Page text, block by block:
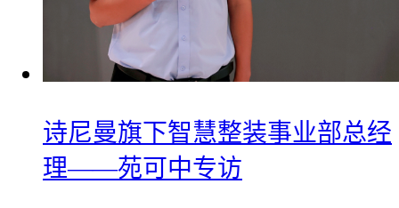
诗尼曼旗下智慧整装事业部总经
理——苑可中专访